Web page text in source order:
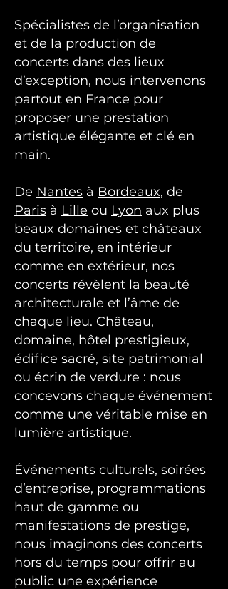
Spécialistes de l’organisation
et de la production de
concerts dans des lieux
d’exception, nous intervenons
partout en France pour
proposer une prestation
artistique élégante et clé en
main.
De Nantes à Bordeaux, de
Paris à Lille ou Lyon aux plus
beaux domaines et châteaux
du territoire, en intérieur
comme en extérieur, nos
concerts révèlent la beauté
architecturale et l’âme de
chaque lieu. Château,
domaine, hôtel prestigieux,
édifice sacré, site patrimonial
ou écrin de verdure : nous
concevons chaque événement
comme une véritable mise en
lumière artistique.
Événements culturels, soirées
d’entreprise, programmations
haut de gamme ou
manifestations de prestige,
nous imaginons des concerts
hors du temps pour offrir au
public une expérience